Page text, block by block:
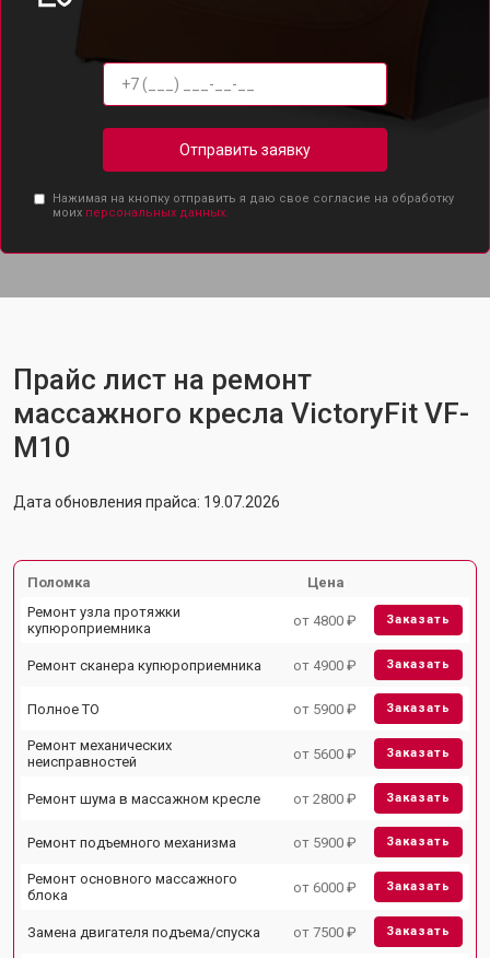
Отправить заявку
Нажимая на кнопку отправить я даю свое согласие на обработку
моих персональных данных.
Прайс лист на ремонт
массажного кресла VictoryFit VF-
M10
Дата обновления прайса: 19.07.2026
Поломка
Цена
Ремонт узла протяжки
купюроприемника
от 4800 ₽ Заказать
Ремонт сканера купюроприемника от 4900 ₽ Заказать
Полное ТО от 5900 ₽ Заказать
Ремонт механических
неисправностей
от 5600 ₽ Заказать
Ремонт шума в массажном кресле от 2800 ₽ Заказать
Ремонт подъемного механизма от 5900 ₽ Заказать
Ремонт основного массажного
блока
от 6000 ₽ Заказать
Замена двигателя подъема/спуска от 7500 ₽ Заказать